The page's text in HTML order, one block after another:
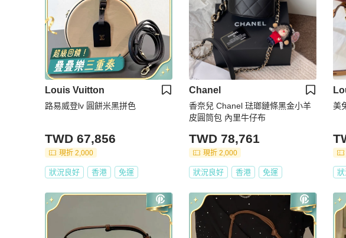
Louis Vuitton
路易威登lv 圓餅米黑拼色
TWD 67,856
現折 2,000
狀況良好 香港 免運
Chanel
香奈兒 Chanel 琺瑯鏈條黑金小羊
皮圓筒包 內里牛仔布
TWD 78,761
現折 2,000
狀況良好 香港 免運
美